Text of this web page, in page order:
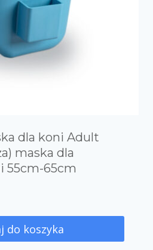
dla koni Adult
maska dla
55cm-65cm
do koszyka